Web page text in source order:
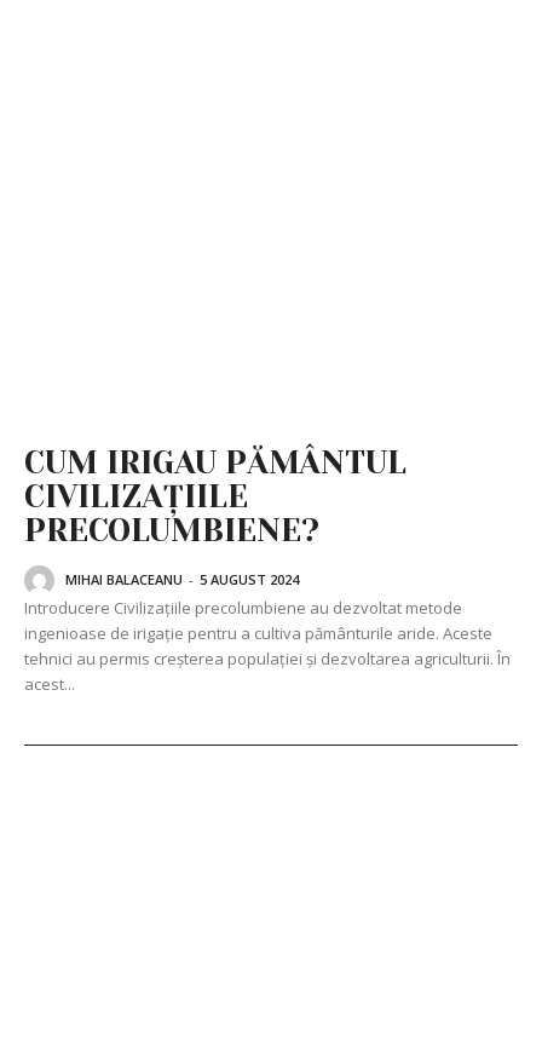
CUM IRIGAU PĂMÂNTUL
CIVILIZAȚIILE
PRECOLUMBIENE?
MIHAI BALACEANU - 5 AUGUST 2024
Introducere Civilizațiile precolumbiene au dezvoltat metode
ingenioase de irigație pentru a cultiva pământurile aride. Aceste
tehnici au permis creșterea populației și dezvoltarea agriculturii. În
acest...